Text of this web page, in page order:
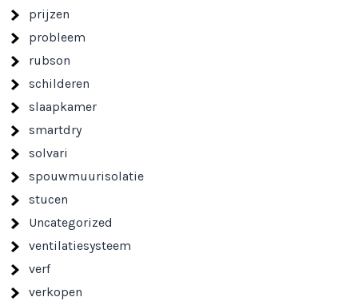
prijzen
probleem
rubson
schilderen
slaapkamer
smartdry
solvari
spouwmuurisolatie
stucen
Uncategorized
ventilatiesysteem
verf
verkopen